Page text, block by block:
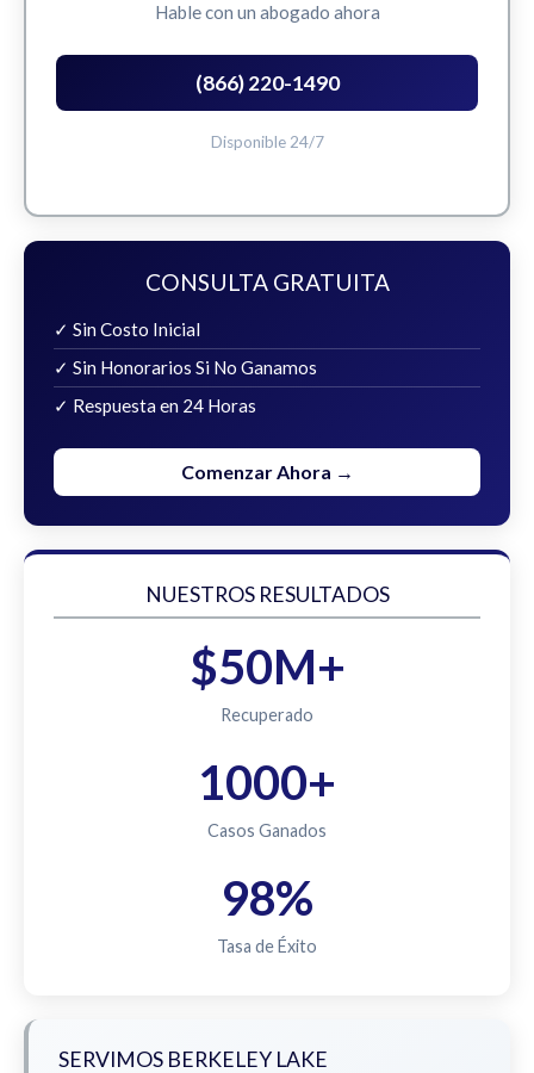
Hable con un abogado ahora
(866) 220-1490
Disponible 24/7
CONSULTA GRATUITA
✓ Sin Costo Inicial
✓ Sin Honorarios Si No Ganamos
✓ Respuesta en 24 Horas
Comenzar Ahora →
NUESTROS RESULTADOS
$50M+
Recuperado
1000+
Casos Ganados
98%
Tasa de Éxito
SERVIMOS BERKELEY LAKE